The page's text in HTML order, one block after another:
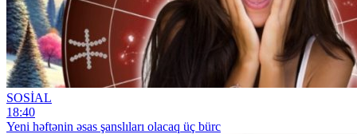
SOSİAL
18:40
Yeni həftənin əsas şanslıları olacaq üç bürc